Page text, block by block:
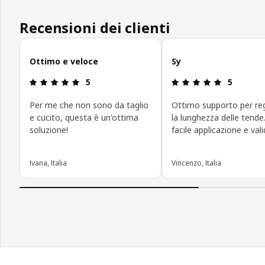
Recensioni dei clienti
Salta le recensioni
Ottimo e veloce
Recensione: 5 di 5 stelle.
5
Per me che non sono da taglio
e cucito, questa è un'ottima
soluzione!
Ivana, Italia
Sy
5
Ottimo supporto per
la lunghezza delle
facile applicazione e
Vincenzo, Italia